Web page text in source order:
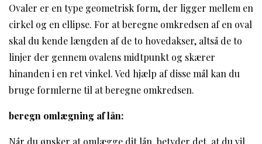
Ovaler er en type geometrisk form, der ligger mellem en
cirkel og en ellipse. For at beregne omkredsen af en oval
skal du kende længden af de to hovedakser, altså de to
linjer der gennem ovalens midtpunkt og skærer
hinanden i en ret vinkel. Ved hjælp af disse mål kan du
bruge formlerne til at beregne omkredsen.
beregn omlægning af lån:
Når du ønsker at omlægge dit lån, betyder det, at du vil